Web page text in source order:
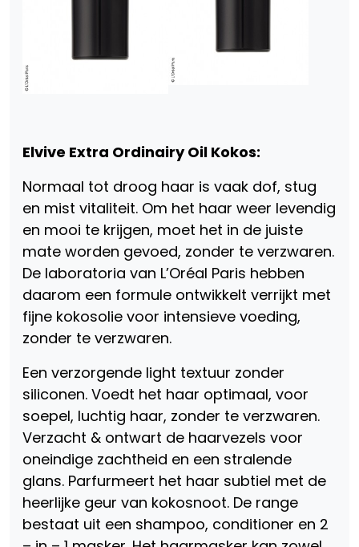
Elvive Extra Ordinairy Oil Kokos:
Normaal tot droog haar is vaak dof, stug
en mist vitaliteit. Om het haar weer levendig
en mooi te krijgen, moet het in de juiste
mate worden gevoed, zonder te verzwaren.
De laboratoria van L’Oréal Paris hebben
daarom een formule ontwikkelt verrijkt met
fijne kokosolie voor intensieve voeding,
zonder te verzwaren.
Een verzorgende light textuur zonder
siliconen. Voedt het haar optimaal, voor
soepel, luchtig haar, zonder te verzwaren.
Verzacht & ontwart de haarvezels voor
oneindige zachtheid en een stralende
glans. Parfurmeert het haar subtiel met de
heerlijke geur van kokosnoot. De range
bestaat uit een shampoo, conditioner en 2